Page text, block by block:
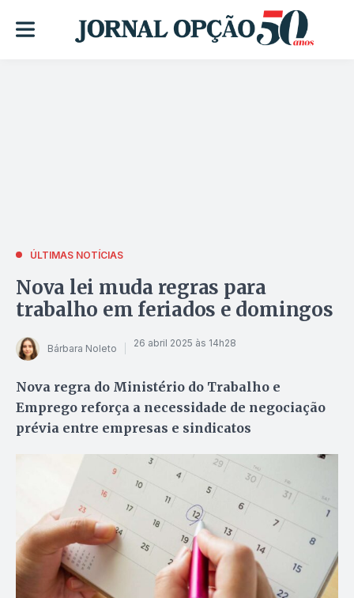
ÚLTIMAS NOTÍCIAS
Nova lei muda regras para
trabalho em feriados e domingos
Bárbara Noleto 26 abril 2025 às 14h28
Nova regra do Ministério do Trabalho e
Emprego reforça a necessidade de negociação
prévia entre empresas e sindicatos